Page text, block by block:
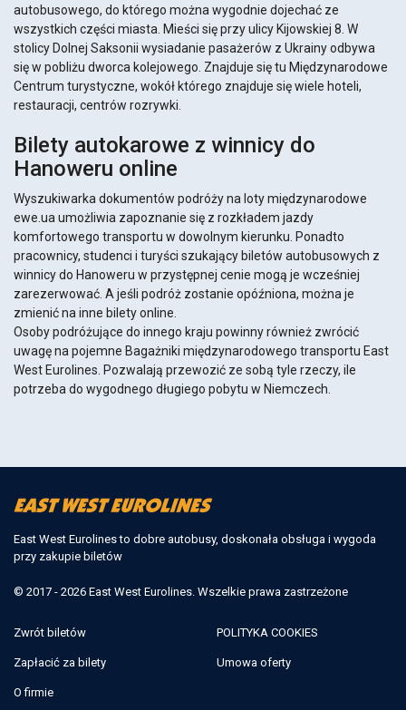
autobusowego, do którego można wygodnie dojechać ze
wszystkich części miasta. Mieści się przy ulicy Kijowskiej 8. W
stolicy Dolnej Saksonii wysiadanie pasażerów z Ukrainy odbywa
się w pobliżu dworca kolejowego. Znajduje się tu Międzynarodowe
Centrum turystyczne, wokół którego znajduje się wiele hoteli,
restauracji, centrów rozrywki.
Bilety autokarowe z winnicy do
Hanoweru online
Wyszukiwarka dokumentów podróży na loty międzynarodowe
ewe.ua umożliwia zapoznanie się z rozkładem jazdy
komfortowego transportu w dowolnym kierunku. Ponadto
pracownicy, studenci i turyści szukający biletów autobusowych z
winnicy do Hanoweru w przystępnej cenie mogą je wcześniej
zarezerwować. A jeśli podróż zostanie opóźniona, można je
zmienić na inne bilety online.
Osoby podróżujące do innego kraju powinny również zwrócić
uwagę na pojemne Bagażniki międzynarodowego transportu East
West Eurolines. Pozwalają przewozić ze sobą tyle rzeczy, ile
potrzeba do wygodnego długiego pobytu w Niemczech.
East West Eurolines to dobre autobusy, doskonała obsługa i wygoda
przy zakupie biletów
© 2017 - 2026 East West Eurolines. Wszelkie prawa zastrzeżone
Zwrót biletów
Zapłacić za bilety
O firmie
POLITYKA COOKIES
Umowa oferty